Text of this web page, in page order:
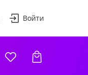
Войти